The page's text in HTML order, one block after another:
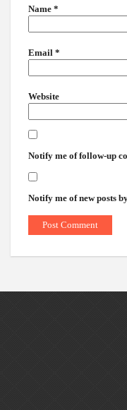
Name *
Email *
Website
Notify me of follow-up
Notify me of new posts